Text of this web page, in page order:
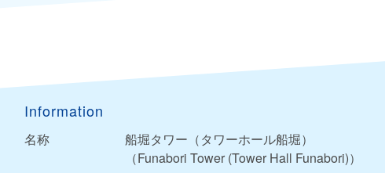
Information
名称
船堀タワー（タワーホール船堀）
（Funabori Tower (Tower Hall Funabori)）